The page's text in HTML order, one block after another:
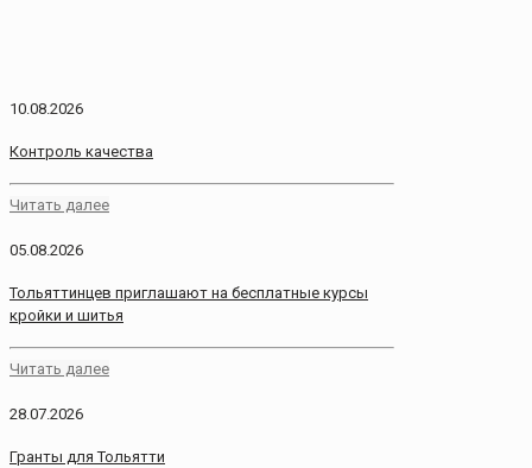
10.08.2026
Контроль качества
Читать далее
05.08.2026
Тольяттинцев приглашают на бесплатные курсы
кройки и шитья
Читать далее
28.07.2026
Гранты для Тольятти